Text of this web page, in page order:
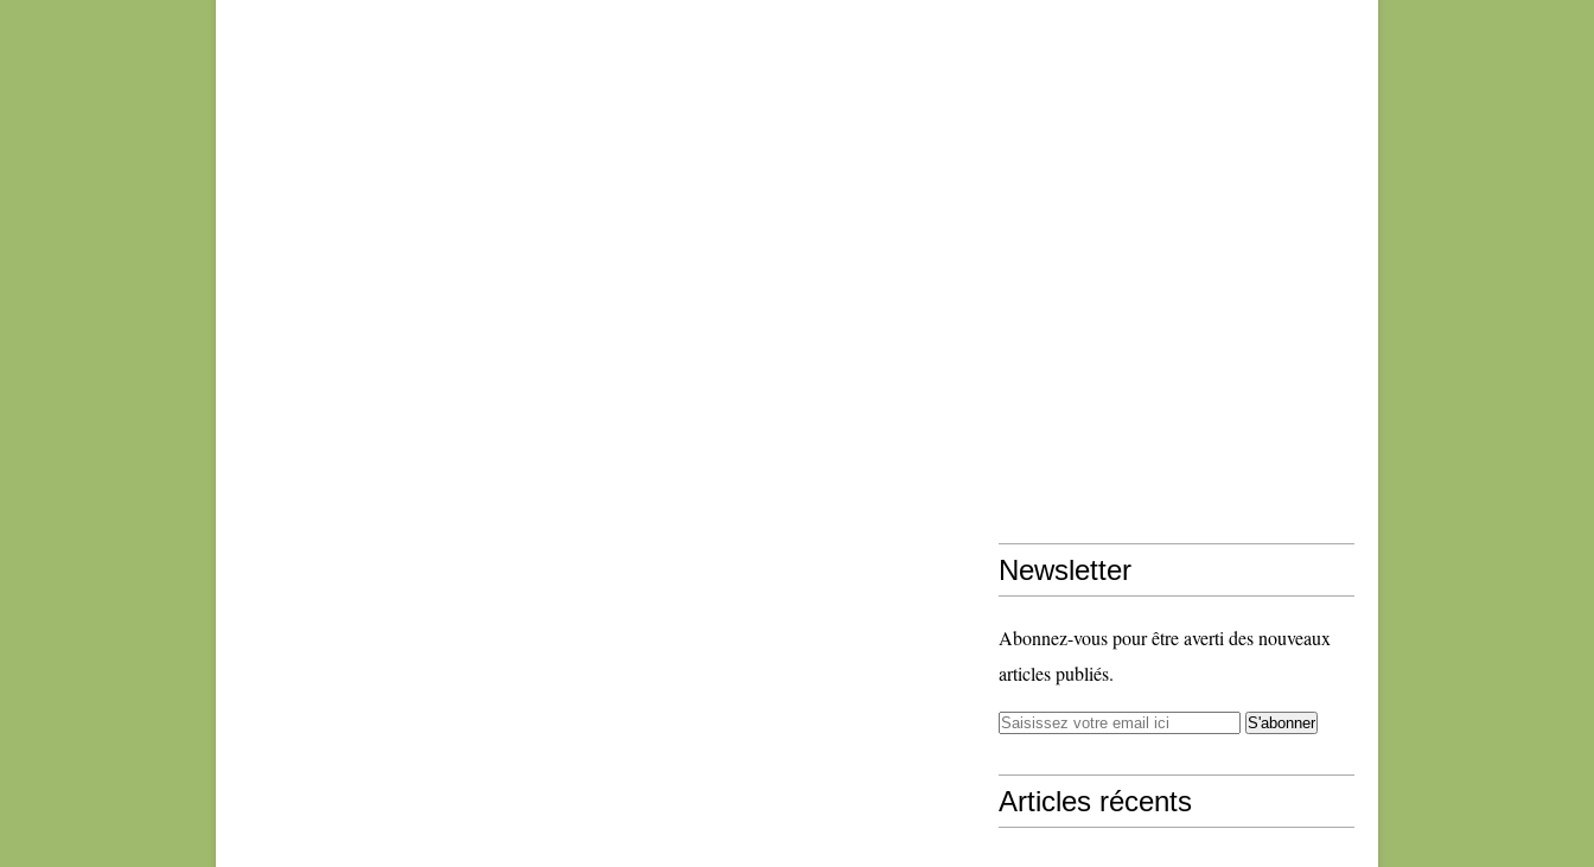
Newsletter
Abonnez-vous pour être averti des nouveaux
articles publiés.
Articles récents